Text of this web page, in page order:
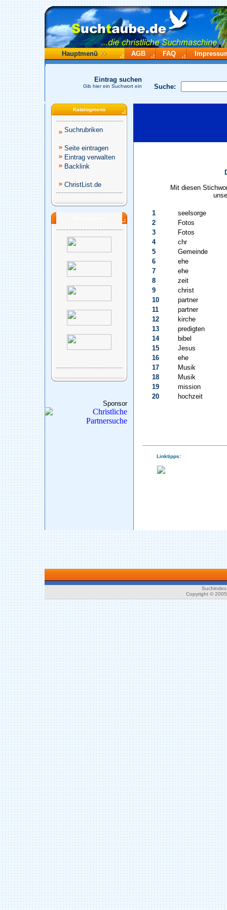
Hauptmenü AGB FAQ
Suche:
Eintrag suchen
Gib hier ein Suchwort ein
Katalogmenü
Suchrubriken
Seite eintragen
Eintrag verwalten
Backlink
ChristList.de
Sponsor
Mit diesen
1
seelsorge
2
Fotos
3
Fotos
4
chr
5
Gemeinde
6
ehe
7
ehe
8
zeit
9
christ
10
partner
11
partner
12
kirche
13
predigten
14
bibel
15
Jesus
16
ehe
17
Musik
18
Musik
19
mission
20
hochzeit
Linktipps:
Copyright ©